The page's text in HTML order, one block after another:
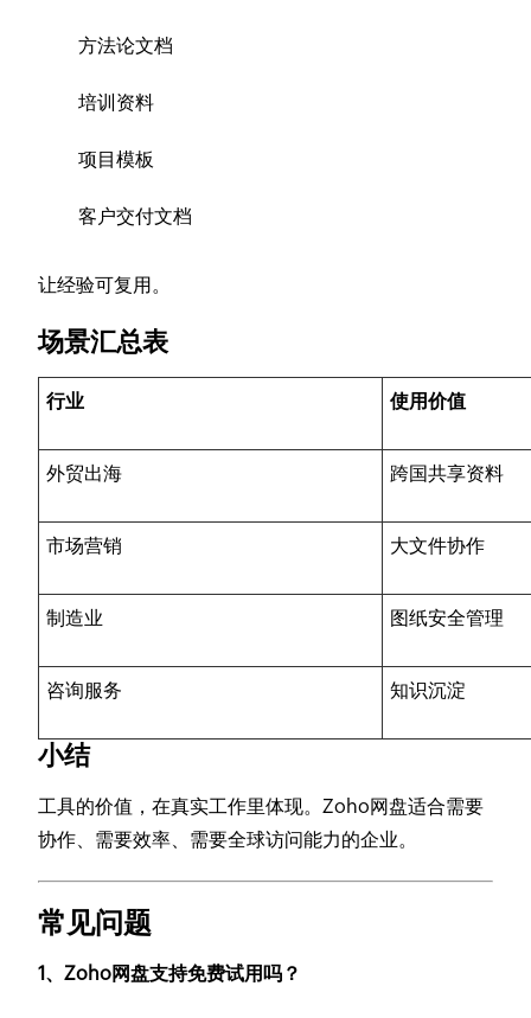
方法论文档
培训资料
项目模板
客户交付文档
让经验可复用。
场景汇总表
行业 使用价值
外贸出海 跨国共享资料
市场营销 大文件协作
制造业 图纸安全管理
咨询服务 知识沉淀
小结
工具的价值，在真实工作里体现。Zoho网盘适合需要
协作、需要效率、需要全球访问能力的企业。
常见问题
1、Zoho网盘支持免费试用吗？